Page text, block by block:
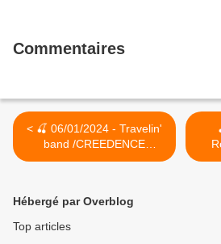
Commentaires
< 🍒 06/01/2024 - Travelin'
band /CREEDENCE
CLEARWATER REVIVAL
Charbon à 1000 Bruxelles -
21h00 - Entrée gratuite /
Hébergé par Overblog
Top articles